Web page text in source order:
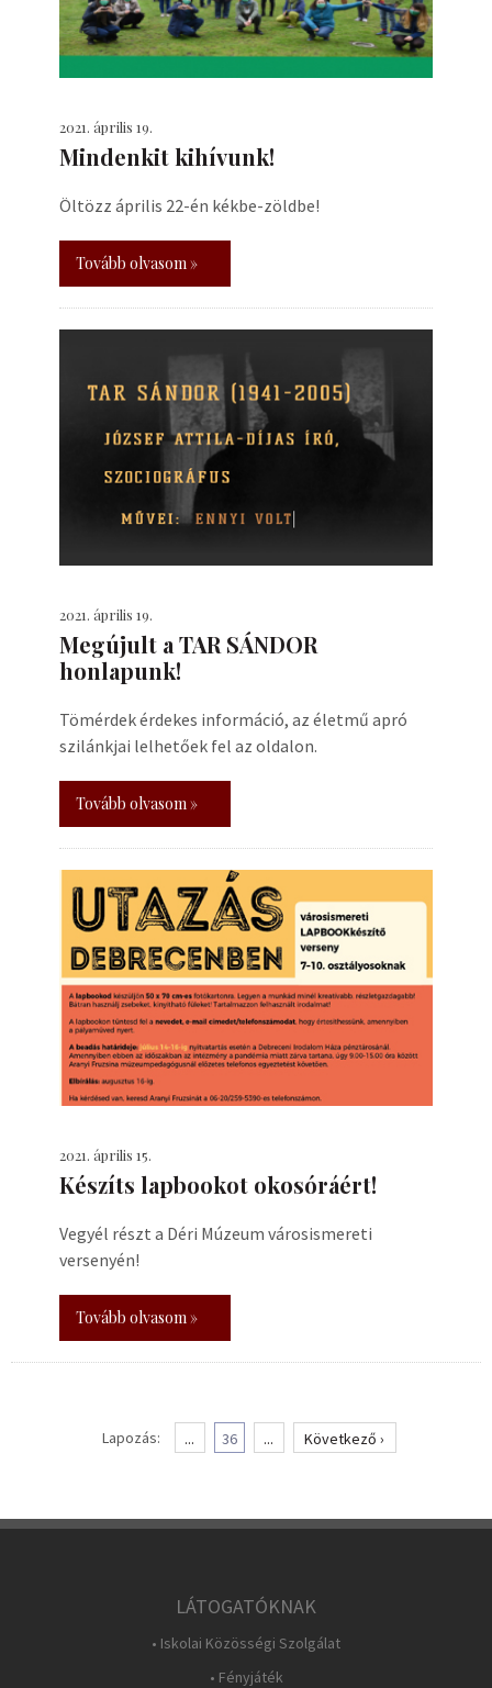
2021. április 19.
Mindenkit kihívunk!
Öltözz április 22-én kékbe-zöldbe!
Tovább olvasom »
2021. április 19.
Megújult a TAR SÁNDOR
honlapunk!
Tömérdek érdekes információ, az életmű apró
szilánkjai lelhetőek fel az oldalon.
Tovább olvasom »
2021. április 15.
Készíts lapbookot okosóráért!
Vegyél részt a Déri Múzeum városismereti
versenyén!
Tovább olvasom »
Lapozás: ... 36 ... Következő ›
LÁTOGATÓKNAK
• Iskolai Közösségi Szolgálat
• Fényjáték